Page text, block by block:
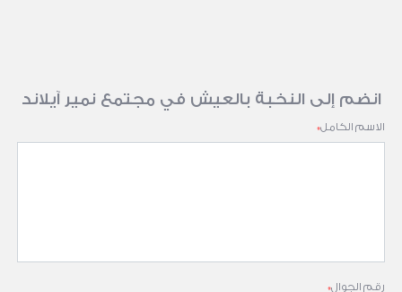
انضم إلى النخبة بالعيش في مجتمع نمير آيلاند
الاسم الكامل*
رقم الجوال*